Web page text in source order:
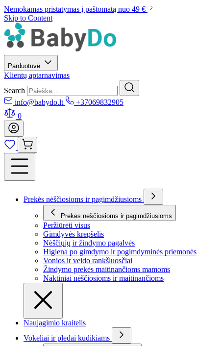
Nemokamas pristatymas į paštomatą nuo 49 €
Skip to Content
Parduotuvė
Klientų aptarnavimas
Search
info@babydo.lt
+37069832905
0
Prekės nėščiosioms ir pagimdžiusioms
Prekės nėščiosioms ir pagimdžiusioms
Peržiūrėti visus
Gimdyvės krepšelis
Nėščiųjų ir žindymo pagalvės
Higiena po gimdymo ir pogimdyminės priemonės
Vonios ir veido rankšluosčiai
Žindymo prekės maitinančioms mamoms
Naktiniai nėščiosioms ir maitinančioms
Naujagimio kraitelis
Vokeliai ir pledai kūdikiams